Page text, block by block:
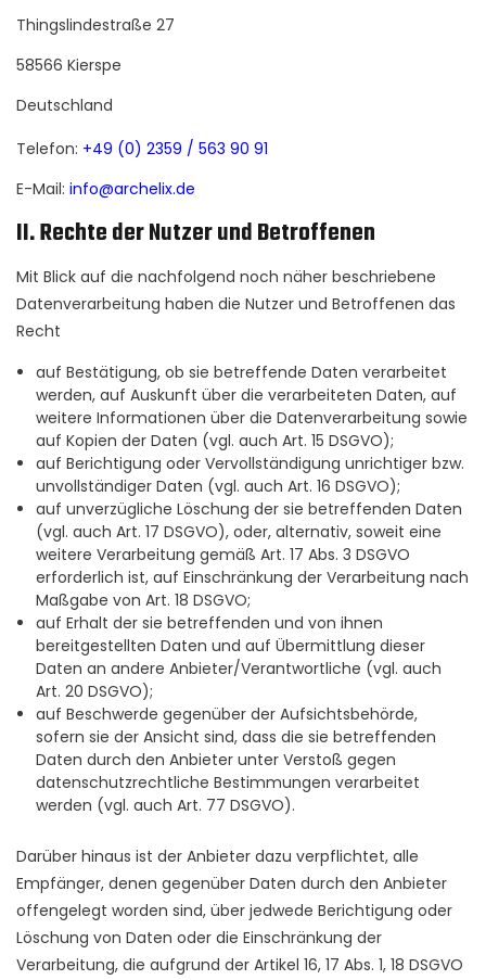
Thingslindestraße 27
58566 Kierspe
Deutschland
Telefon: +49 (0) 2359 / 563 90 91
E-Mail: info@archelix.de
II. Rechte der Nutzer und Betroffenen
Mit Blick auf die nachfolgend noch näher beschriebene
Datenverarbeitung haben die Nutzer und Betroffenen das
Recht
auf Bestätigung, ob sie betreffende Daten verarbeitet
werden, auf Auskunft über die verarbeiteten Daten, auf
weitere Informationen über die Datenverarbeitung sowie
auf Kopien der Daten (vgl. auch Art. 15 DSGVO);
auf Berichtigung oder Vervollständigung unrichtiger bzw.
unvollständiger Daten (vgl. auch Art. 16 DSGVO);
auf unverzügliche Löschung der sie betreffenden Daten
(vgl. auch Art. 17 DSGVO), oder, alternativ, soweit eine
weitere Verarbeitung gemäß Art. 17 Abs. 3 DSGVO
erforderlich ist, auf Einschränkung der Verarbeitung nach
Maßgabe von Art. 18 DSGVO;
auf Erhalt der sie betreffenden und von ihnen
bereitgestellten Daten und auf Übermittlung dieser
Daten an andere Anbieter/Verantwortliche (vgl. auch
Art. 20 DSGVO);
auf Beschwerde gegenüber der Aufsichtsbehörde,
sofern sie der Ansicht sind, dass die sie betreffenden
Daten durch den Anbieter unter Verstoß gegen
datenschutzrechtliche Bestimmungen verarbeitet
werden (vgl. auch Art. 77 DSGVO).
Darüber hinaus ist der Anbieter dazu verpflichtet, alle
Empfänger, denen gegenüber Daten durch den Anbieter
offengelegt worden sind, über jedwede Berichtigung oder
Löschung von Daten oder die Einschränkung der
Verarbeitung, die aufgrund der Artikel 16, 17 Abs. 1, 18 DSGVO